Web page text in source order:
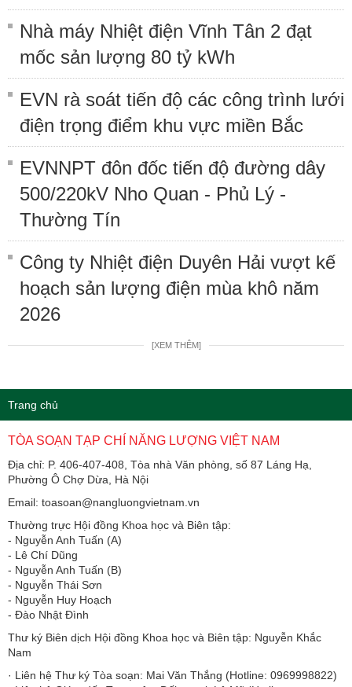
Nhà máy Nhiệt điện Vĩnh Tân 2 đạt
mốc sản lượng 80 tỷ kWh
EVN rà soát tiến độ các công trình lưới
điện trọng điểm khu vực miền Bắc
EVNNPT đôn đốc tiến độ đường dây
500/220kV Nho Quan - Phủ Lý -
Thường Tín
Công ty Nhiệt điện Duyên Hải vượt kế
hoạch sản lượng điện mùa khô năm
2026
[XEM THÊM]
Trang chủ
TÒA SOẠN TẠP CHÍ NĂNG LƯỢNG VIỆT NAM
Địa chỉ: P. 406-407-408, Tòa nhà Văn phòng, số 87 Láng Hạ,
Phường Ô Chợ Dừa, Hà Nội
Email: toasoan@nangluongvietnam.vn
Thường trực Hội đồng Khoa học và Biên tập:
​​​​​​- Nguyễn Anh Tuấn (A)
- Lê Chí Dũng
- Nguyễn Anh Tuấn (B)
- Nguyễn Thái Sơn
- Nguyễn Huy Hoạch
- Đào Nhật Đình
Thư ký Biên dịch Hội đồng Khoa học và Biên tập: Nguyễn Khắc
Nam
· Liên hệ Thư ký Tòa soạn: Mai Văn Thắng (Hotline: 0969998822)